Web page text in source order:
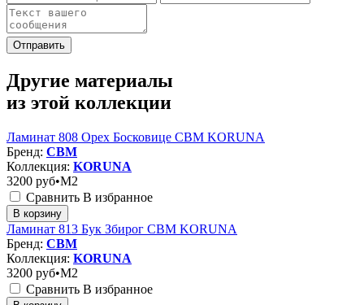
Отправить
Другие материалы
из этой коллекции
Ламинат 808 Орех Босковице CBM KORUNA
Бренд: CBM
Коллекция: KORUNA
3200 руб•M2
Сравнить В избранное
В корзину
Ламинат 813 Бук Збирог CBM KORUNA
Бренд: CBM
Коллекция: KORUNA
3200 руб•M2
Сравнить В избранное